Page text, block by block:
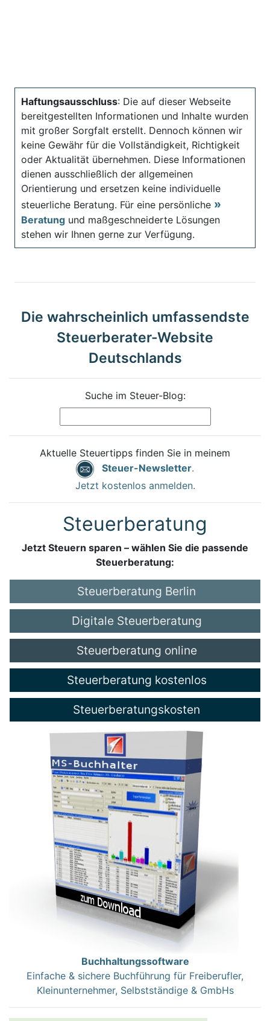
Haftungsausschluss: Die auf dieser Webseite
bereitgestellten Informationen und Inhalte wurden
mit großer Sorgfalt erstellt. Dennoch können wir
keine Gewähr für die Vollständigkeit, Richtigkeit
oder Aktualität übernehmen. Diese Informationen
dienen ausschließlich der allgemeinen
Orientierung und ersetzen keine individuelle
steuerliche Beratung. Für eine persönliche
Beratung und maßgeschneiderte Lösungen
stehen wir Ihnen gerne zur Verfügung.
Die wahrscheinlich umfassendste
Steuerberater-Website
Deutschlands
Suche im Steuer-Blog:
Aktuelle Steuertipps finden Sie in meinem
Steuer-Newsletter.
Jetzt kostenlos anmelden.
Steuerberatung
Jetzt Steuern sparen – wählen Sie die passende
Steuerberatung:
Steuerberatung Berlin
Digitale Steuerberatung
Steuerberatung online
Steuerberatung kostenlos
Steuerberatungskosten
Buchhaltungssoftware
Einfache & sichere Buchführung für Freiberufler,
Kleinunternehmer, Selbstständige & GmbHs